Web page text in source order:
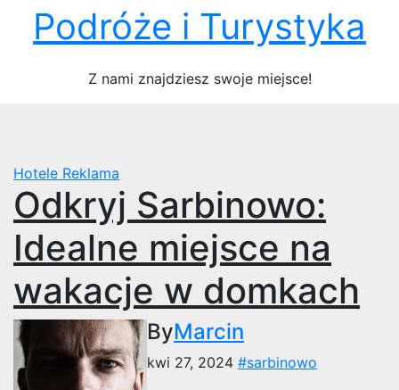
Podróże i Turystyka
Z nami znajdziesz swoje miejsce!
Hotele Reklama
Odkryj Sarbinowo:
Idealne miejsce na
wakacje w domkach
ByMarcin
kwi 27, 2024 #sarbinowo